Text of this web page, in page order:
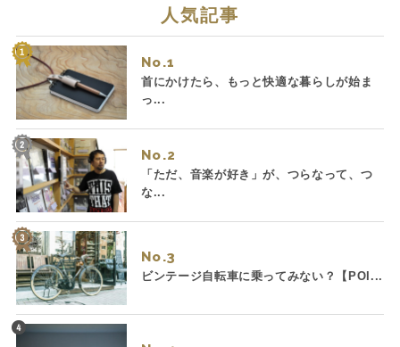
人気記事
No.
首にかけたら、もっと快適な暮らしが始ま
っ...
No.
「ただ、音楽が好き」が、つらなって、つ
な...
No.
ビンテージ自転車に乗ってみない？【POI...